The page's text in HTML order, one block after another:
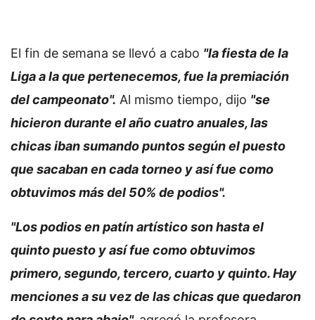
El fin de semana se llevó a cabo "la fiesta de la
Liga a la que pertenecemos, fue la premiación
del campeonato". Al mismo tiempo, dijo "se
hicieron durante el año cuatro anuales, las
chicas iban sumando puntos según el puesto
que sacaban en cada torneo y así fue como
obtuvimos más del 50% de podios".
"Los podios en patín artístico son hasta el
quinto puesto y así fue como obtuvimos
primero, segundo, tercero, cuarto y quinto. Hay
menciones a su vez de las chicas que quedaron